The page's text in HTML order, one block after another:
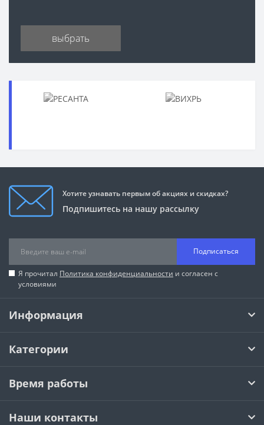
выбрать
Хотите узнавать первым об акциях и скидках?
Подпишитесь на нашу рассылку
Подписаться
Я прочитал Политика конфиденциальности и согласен с
условиями
Информация
Категории
Время работы
Наши контакты